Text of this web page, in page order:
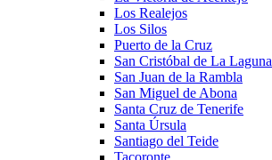
Los Realejos
Los Silos
Puerto de la Cruz
San Cristóbal de La Laguna
San Juan de la Rambla
San Miguel de Abona
Santa Cruz de Tenerife
Santa Úrsula
Santiago del Teide
Tacoronte